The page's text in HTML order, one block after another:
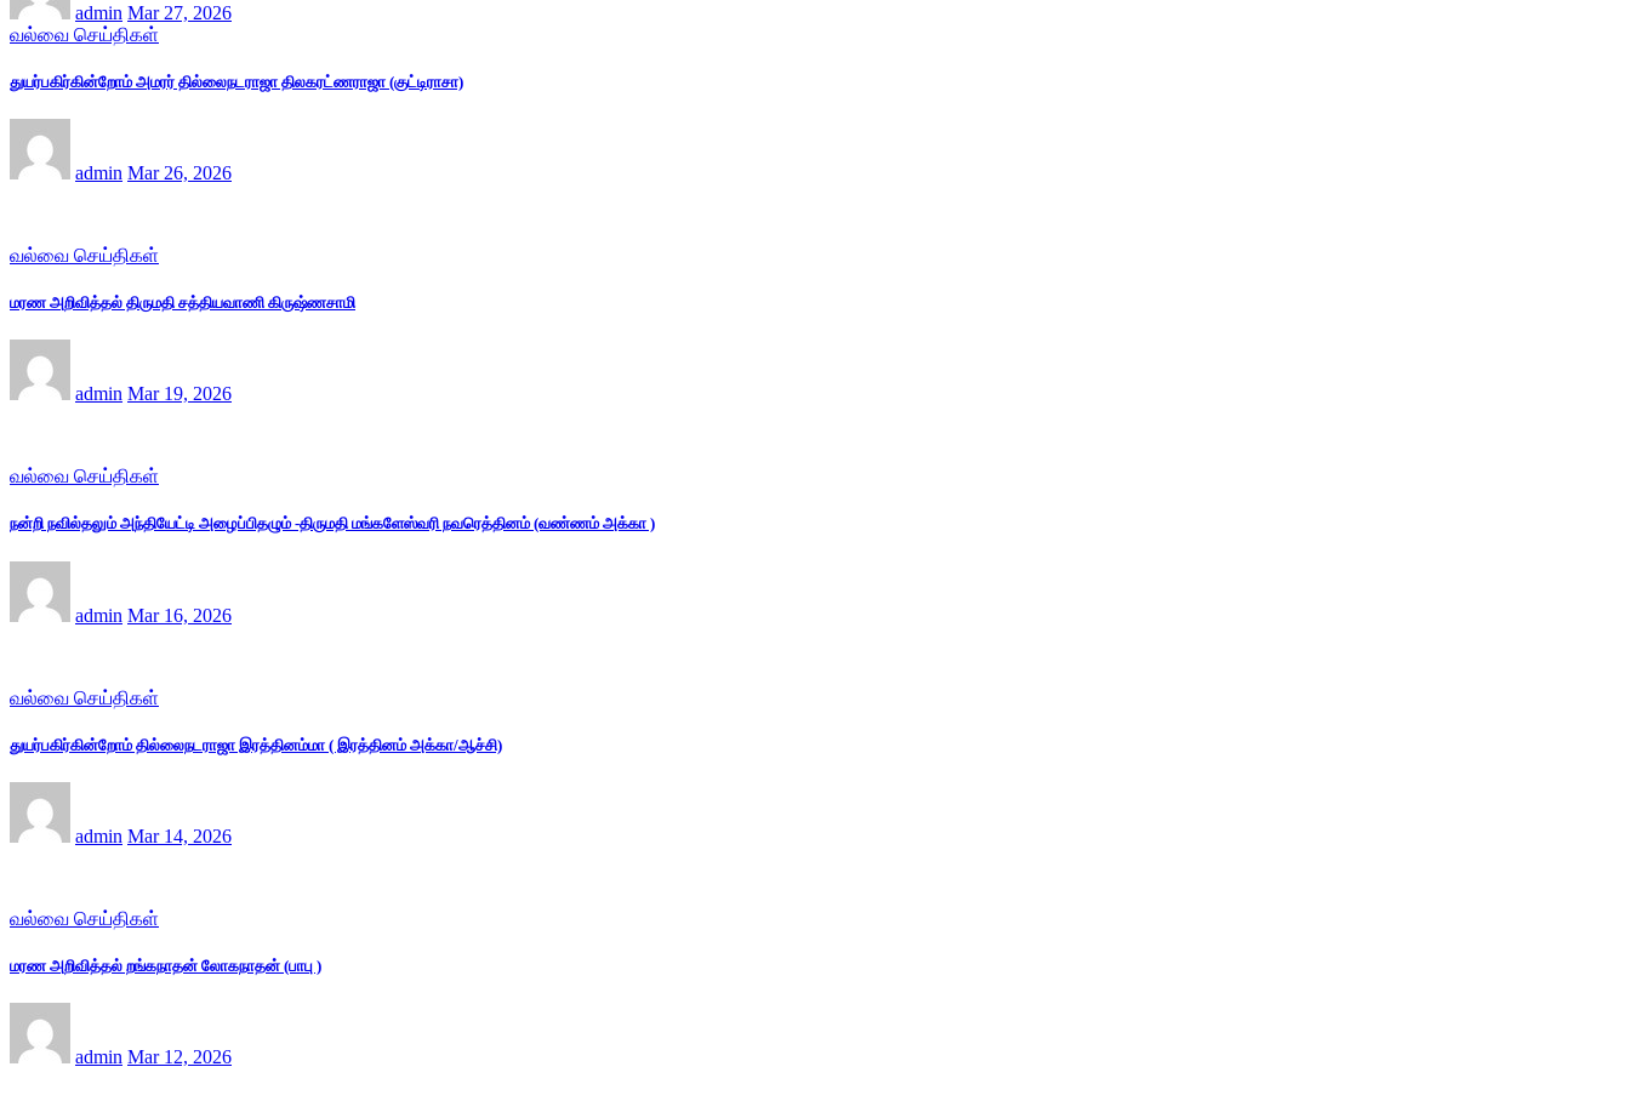
admin Mar 27, 2026
வல்வை செய்திகள்
துயர்பகிர்கின்றோம் அமரர் தில்லைநடராஜா திலகரட்ணராஜா (குட்டிராசா)
admin Mar 26, 2026
வல்வை செய்திகள்
மரண அறிவித்தல் திருமதி சத்தியவாணி கிருஷ்ணசாமி
admin Mar 19, 2026
வல்வை செய்திகள்
நன்றி நவில்தலும் அந்தியேட்டி அழைப்பிதழும் -திருமதி மங்களேஸ்வரி நவரெத்தினம் (வண்ணம் அக்கா )
admin Mar 16, 2026
வல்வை செய்திகள்
துயர்பகிர்கின்றோம் தில்லைநடராஜா இரத்தினம்மா ( இரத்தினம் அக்கா/ஆச்சி)
admin Mar 14, 2026
வல்வை செய்திகள்
மரண அறிவித்தல் றங்கநாதன் லோகநாதன் (பாபு )
admin Mar 12, 2026